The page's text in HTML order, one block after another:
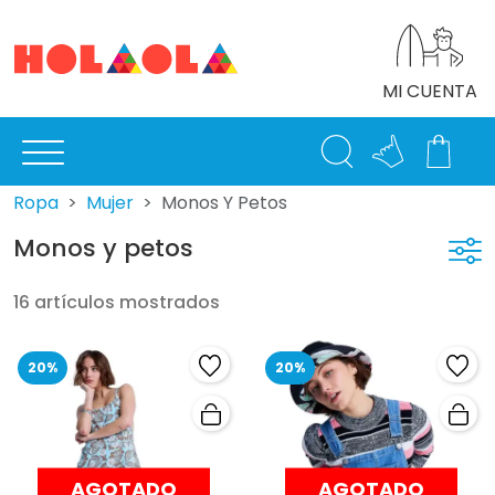
MI CUENTA
Ropa Mujer Monos Y Petos
Monos y petos
16 artículos mostrados
20%
AGOTADO
20%
AGOTADO